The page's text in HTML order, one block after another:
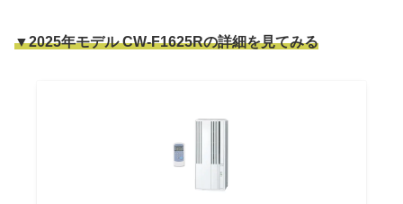
▼2025年モデル CW-F1625Rの詳細を見てみる